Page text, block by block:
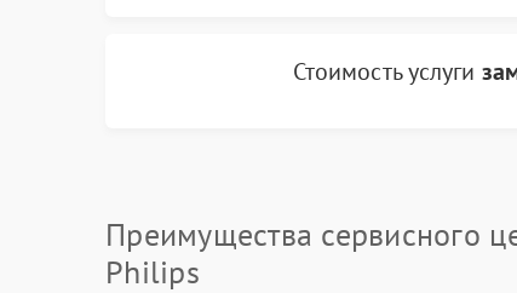
Стоимость услуги
Преимущества сервисного
Philips